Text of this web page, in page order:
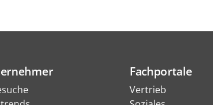
Fachportale
Vertrieb